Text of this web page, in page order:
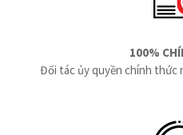
100%
Đối tác ủy quyền chính thức